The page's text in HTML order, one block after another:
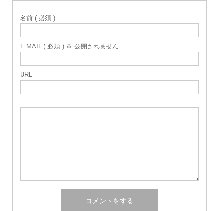
名前 ( 必須 )
E-MAIL ( 必須 ) ※ 公開されません
URL